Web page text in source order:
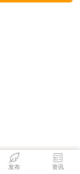
发布 资讯